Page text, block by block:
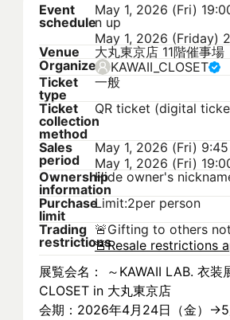
Event
schedule
May 1, 2026 (Fri)
n up
May 1, 2026 (Friday)
Venue
大丸東京店 11階催事場
Organizer KAWAII_CLOSET
Ticket
type
一般
Ticket
collection
method
QR ticket (digital
Sales
period
May 1, 2026 (Fri)
May 1, 2026 (Fri)
Ownership
information
Hide owner's
Purchase
limit
Limit:2per person
Trading
restrictions
🚨Gifting to others
🚨Resale restrictions
展覧会名： ～KAWAII LAB. 衣装
CLOSET in 大丸東京店
会期：2026年4月24日（金）→5